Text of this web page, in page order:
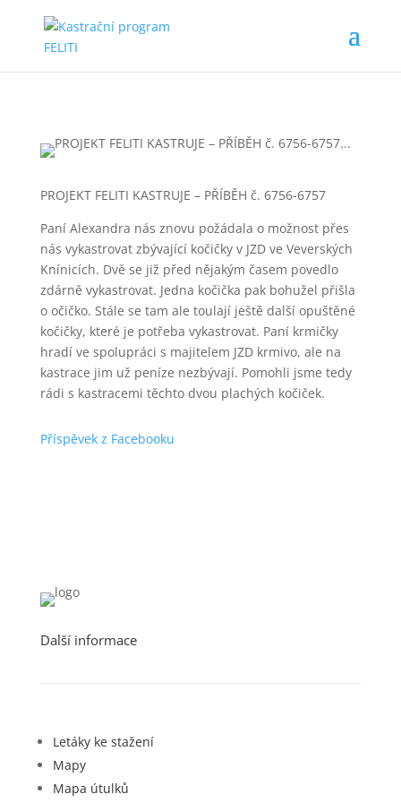
PROJEKT FELITI KASTRUJE – PŘÍBĚH č. 6756-6757
Paní Alexandra nás znovu požádala o možnost přes
nás vykastrovat zbývající kočičky v JZD ve Veverských
Knínicích. Dvě se již před nějakým časem povedlo
zdárně vykastrovat. Jedna kočička pak bohužel přišla
o očičko. Stále se tam ale toulají ještě další opuštěné
kočičky, které je potřeba vykastrovat. Paní krmičky
hradí ve spolupráci s majitelem JZD krmivo, ale na
kastrace jim už peníze nezbývají. Pomohli jsme tedy
rádi s kastracemi těchto dvou plachých kočiček.
Příspěvek z Facebooku
Další informace
Letáky ke stažení
Mapy
Mapa útulků